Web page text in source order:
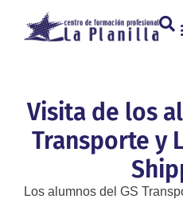
Visita de los
Transporte y
Los alumnos del GS